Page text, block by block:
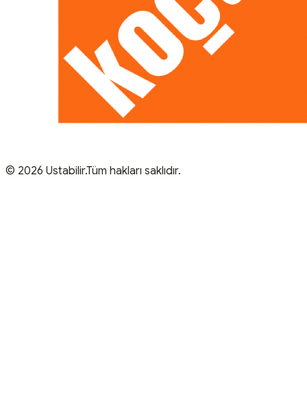
© 2026 Ustabilir.Tüm hakları saklıdır.